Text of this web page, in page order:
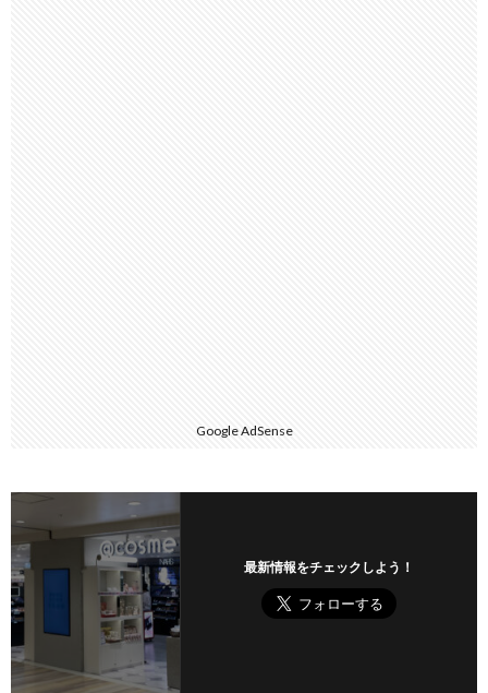
Google AdSense
最新情報をチェックしよう！